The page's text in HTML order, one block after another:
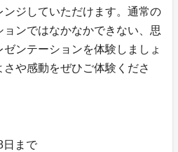
ジしていただけます。通常の
ョンではなかなかできない、思
ンテーションを体験しましょ
や感動をぜひご体験くださ
日まで